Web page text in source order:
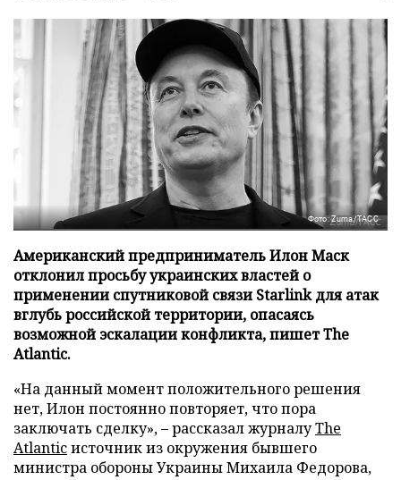
Фото: Zuma/ТАСС
Американский предприниматель Илон Маск
отклонил просьбу украинских властей о
применении спутниковой связи Starlink для атак
вглубь российской территории, опасаясь
возможной эскалации конфликта, пишет The
Atlantic.
«На данный момент положительного решения
нет, Илон постоянно повторяет, что пора
заключать сделку», – рассказал журналуThe
Atlanticисточник из окружения бывшего
министра обороны Украины Михаила Федорова,